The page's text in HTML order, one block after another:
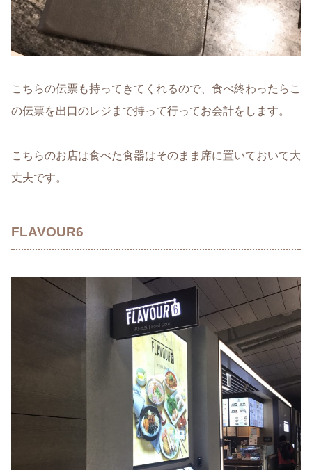
こちらの伝票も持ってきてくれるので、食べ終わったらこ
の伝票を出口のレジまで持って行ってお会計をします。
こちらのお店は食べた食器はそのまま席に置いておいて大
丈夫です。
FLAVOUR6